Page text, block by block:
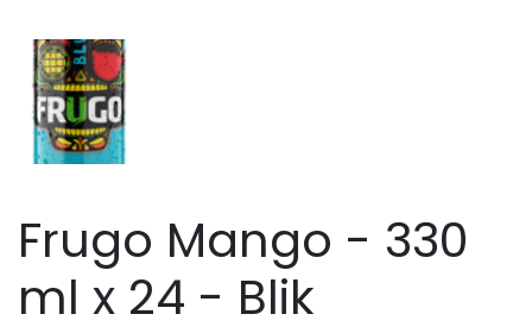
Frugo Mango - 330
ml x 24 - Blik